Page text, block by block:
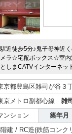
近徒歩5分♪鬼子母神近
ラ☆宅配ボックス☆室
しまCATVインターネッ
京都豊島区雑司が谷３
京メトロ副都心線 雑
ンション 築年月
建 / RC造(鉄筋コンク